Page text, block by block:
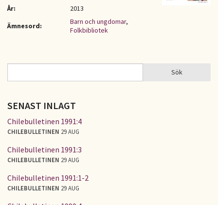
År:
2013
Ämnesord:
Barn och ungdomar,
Folkbibliotek
SÖKFORMULÄR Sök
SENAST INLAGT
Chilebulletinen 1991:4
CHILEBULLETINEN 29 AUG
Chilebulletinen 1991:3
CHILEBULLETINEN 29 AUG
Chilebulletinen 1991:1-2
CHILEBULLETINEN 29 AUG